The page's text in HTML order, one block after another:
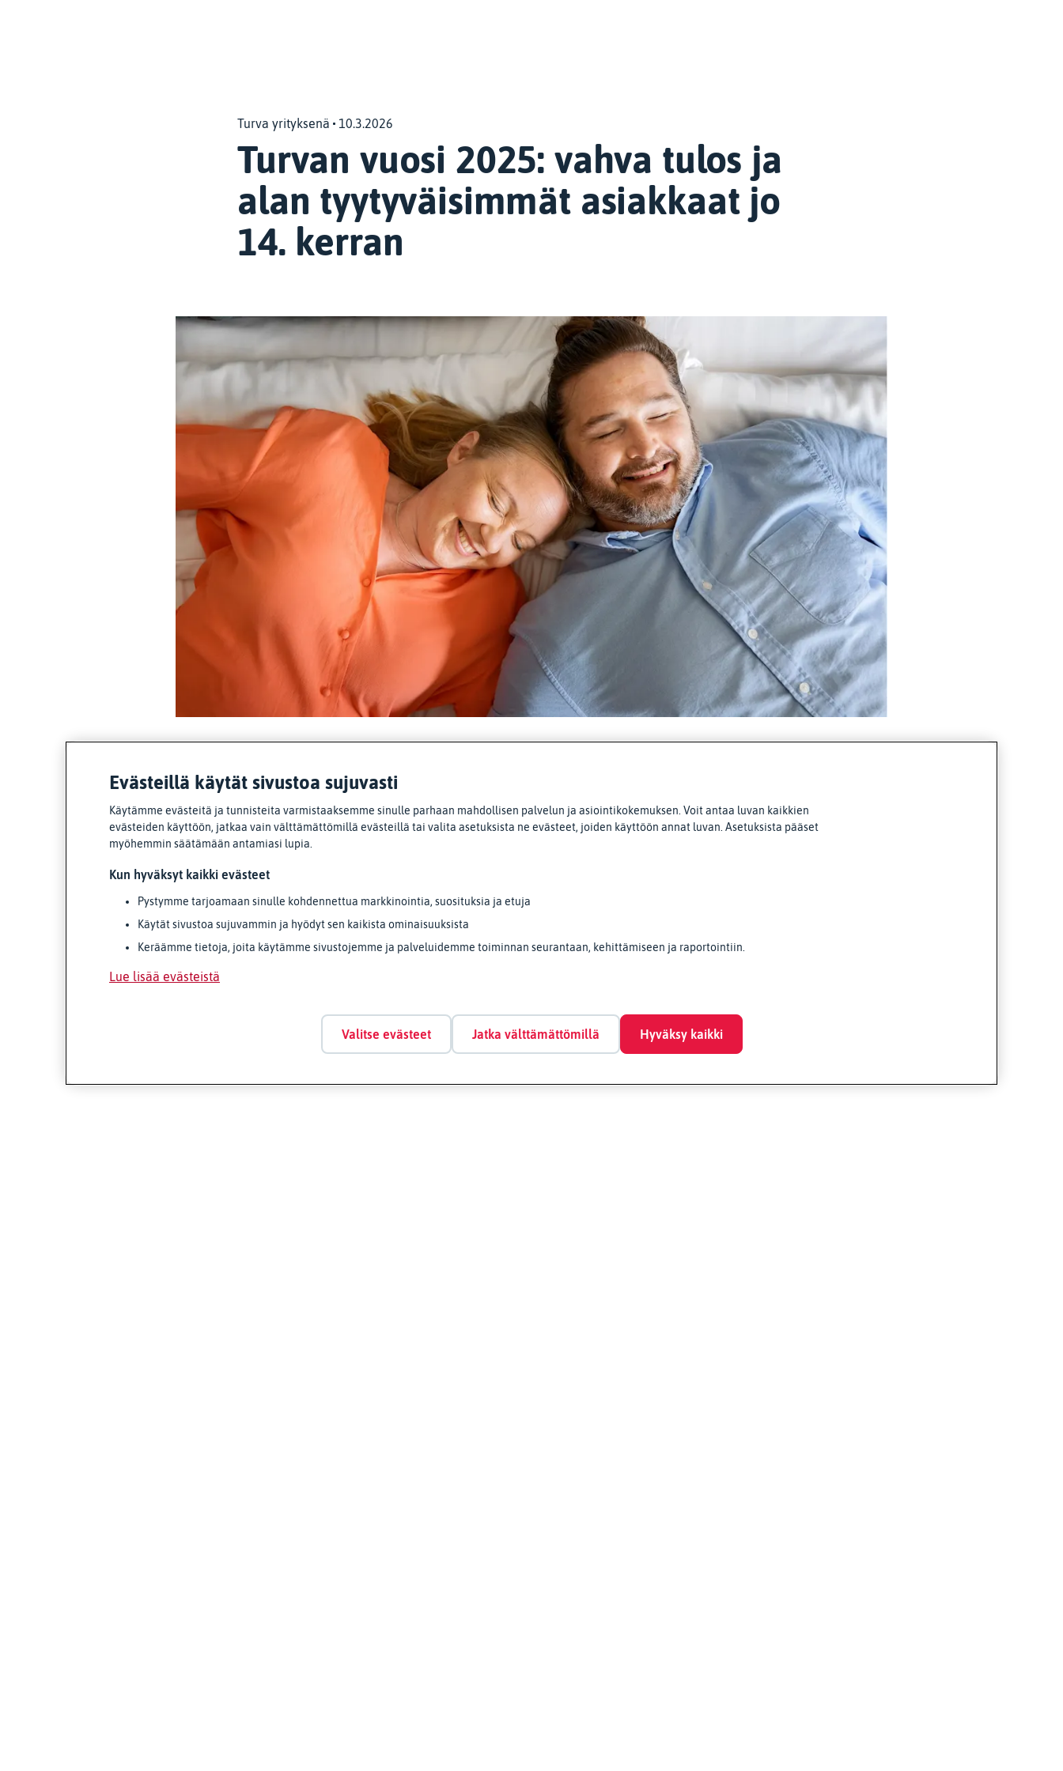
Turva yrityksenä 10.3.2026
Turvan vuosi 2025: vahva tulos ja
alan tyytyväisimmät asiakkaat jo
14. kerran
Lisää ajankohtaista
Evästeillä käytät sivustoa sujuvasti
Käytämme evästeitä ja tunnisteita varmistaaksemme sinulle parhaan mahdollisen palvelun ja asiointikokemuksen. Voit antaa luvan kaikkien
evästeiden käyttöön, jatkaa vain välttämättömillä evästeillä tai valita asetuksista ne evästeet, joiden käyttöön annat luvan. Asetuksista pääset
myöhemmin säätämään antamiasi lupia.
Kun hyväksyt kaikki evästeet
Pystymme tarjoamaan sinulle kohdennettua markkinointia, suosituksia ja etuja
Käytät sivustoa sujuvammin ja hyödyt sen kaikista ominaisuuksista
Keräämme tietoja, joita käytämme sivustojemme ja palveluidemme toiminnan seurantaan, kehittämiseen ja raportointiin.
Lue lisää evästeistä
Valitse evästeet Jatka välttämättömillä Hyväksy kaikki